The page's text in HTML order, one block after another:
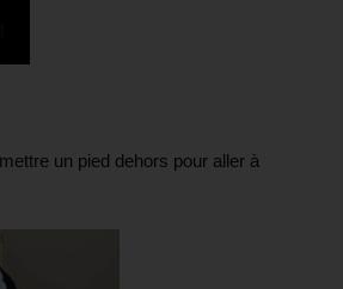
un pied dehors pour aller à